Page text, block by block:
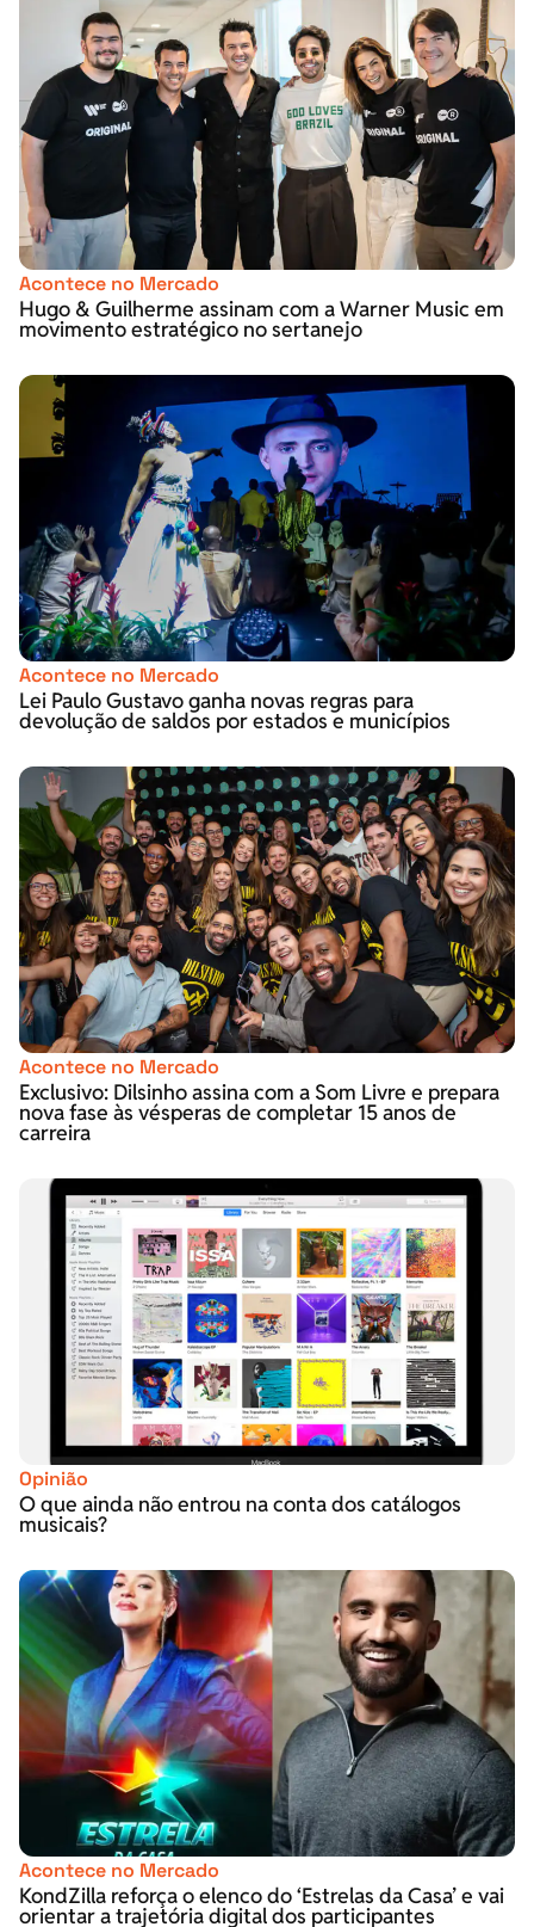
Acontece no Mercado
Hugo & Guilherme assinam com a Warner Music em
movimento estratégico no sertanejo
Acontece no Mercado
Lei Paulo Gustavo ganha novas regras para
devolução de saldos por estados e municípios
Acontece no Mercado
Exclusivo: Dilsinho assina com a Som Livre e prepara
nova fase às vésperas de completar 15 anos de
carreira
Opinião
O que ainda não entrou na conta dos catálogos
musicais?
Acontece no Mercado
KondZilla reforça o elenco do ‘Estrelas da Casa’ e vai
orientar a trajetória digital dos participantes